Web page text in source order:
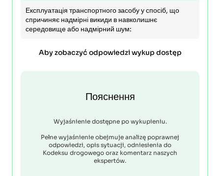
Експлуатація транспортного засобу у спосіб, що
спричиняє надмірні викиди в навколишнє
середовище або надмірний шум:
Aby zobaczyć odpowiedzi wykup dostęp
Пояснення
Wyjaśnienie dostępne po wykupieniu.
Pełne wyjaśnienie obejmuje analizę poprawnej
odpowiedzi, opis sytuacji, odniesienia do
Kodeksu drogowego oraz komentarz naszych
ekspertów.